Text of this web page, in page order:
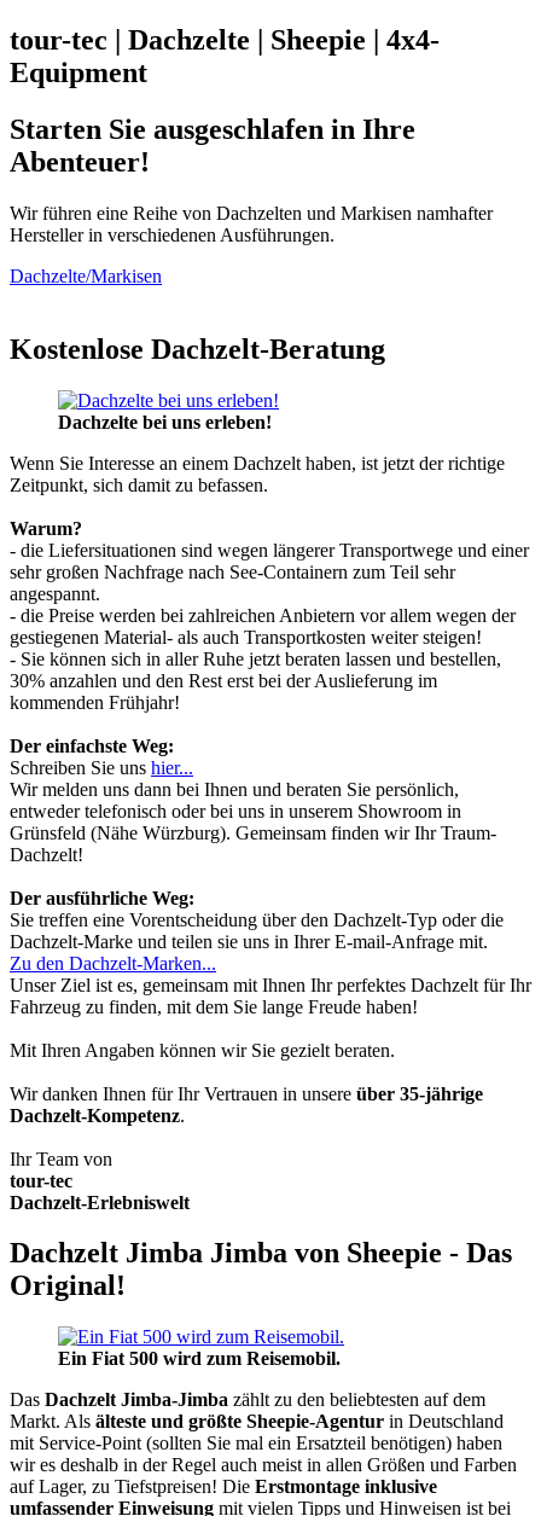
tour-tec | Dachzelte | Sheepie | 4x4-
Equipment
Starten Sie ausgeschlafen in Ihre
Abenteuer!
Wir führen eine Reihe von Dachzelten und Markisen namhafter
Hersteller in verschiedenen Ausführungen.
Dachzelte/Markisen
Kostenlose Dachzelt-Beratung
Dachzelte bei uns erleben!
Wenn Sie Interesse an einem Dachzelt haben, ist jetzt der richtige
Zeitpunkt, sich damit zu befassen.
Warum?
- die Liefersituationen sind wegen längerer Transportwege und einer
sehr großen Nachfrage nach See-Containern zum Teil sehr
angespannt.
- die Preise werden bei zahlreichen Anbietern vor allem wegen der
gestiegenen Material- als auch Transportkosten weiter steigen!
- Sie können sich in aller Ruhe jetzt beraten lassen und bestellen,
30% anzahlen und den Rest erst bei der Auslieferung im
kommenden Frühjahr!
Der einfachste Weg:
Schreiben Sie uns hier...
Wir melden uns dann bei Ihnen und beraten Sie persönlich,
entweder telefonisch oder bei uns in unserem Showroom in
Grünsfeld (Nähe Würzburg). Gemeinsam finden wir Ihr Traum-
Dachzelt!
Der ausführliche Weg:
Sie treffen eine Vorentscheidung über den Dachzelt-Typ oder die
Dachzelt-Marke und teilen sie uns in Ihrer E-mail-Anfrage mit.
Zu den Dachzelt-Marken...
Unser Ziel ist es, gemeinsam mit Ihnen Ihr perfektes Dachzelt für Ihr
Fahrzeug zu finden, mit dem Sie lange Freude haben!
Mit Ihren Angaben können wir Sie gezielt beraten.
Wir danken Ihnen für Ihr Vertrauen in unsere über 35-jährige
Dachzelt-Kompetenz.
Ihr Team von
tour-tec
Dachzelt-Erlebniswelt
Dachzelt Jimba Jimba von Sheepie - Das
Original!
Ein Fiat 500 wird zum Reisemobil.
Das Dachzelt Jimba-Jimba zählt zu den beliebtesten auf dem
Markt. Als älteste und größte Sheepie-Agentur in Deutschland
mit Service-Point (sollten Sie mal ein Ersatzteil benötigen) haben
wir es deshalb in der Regel auch meist in allen Größen und Farben
auf Lager, zu Tiefstpreisen! Die Erstmontage inklusive
umfassender Einweisung mit vielen Tipps und Hinweisen ist bei